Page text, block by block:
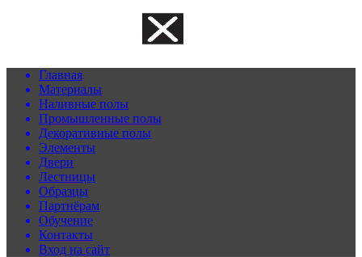
Главная
Материалы
Наливные полы
Промышленные полы
Декоративные полы
Элементы
Двери
Лестницы
Образцы
Партнёрам
Обучение
Контакты
Вход на сайт